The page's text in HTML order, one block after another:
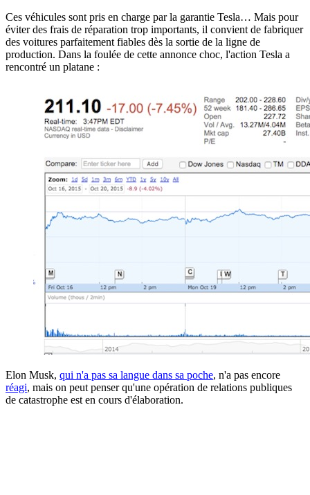
Ces véhicules sont pris en charge par la garantie Tesla… Mais pour
éviter des frais de réparation trop importants, il convient de fabriquer
des voitures parfaitement fiables dès la sortie de la ligne de
production. Dans la foulée de cette annonce choc, l'action Tesla a
rencontré un platane :
Elon Musk, qui n'a pas sa langue dans sa poche, n'a pas encore
réagi, mais on peut penser qu'une opération de relations publiques
de catastrophe est en cours d'élaboration.